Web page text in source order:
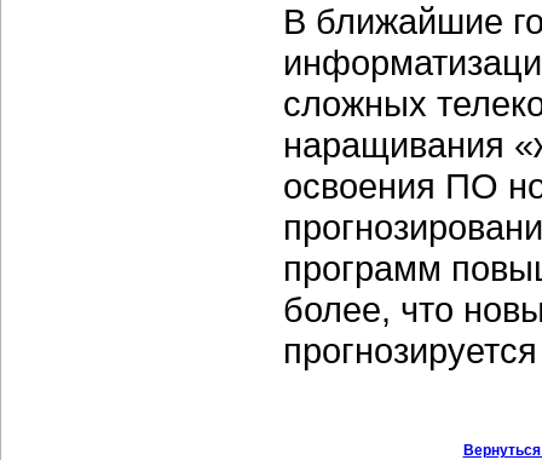
В ближайшие
сложных
наращивания
освоения ПО
программ
более, что